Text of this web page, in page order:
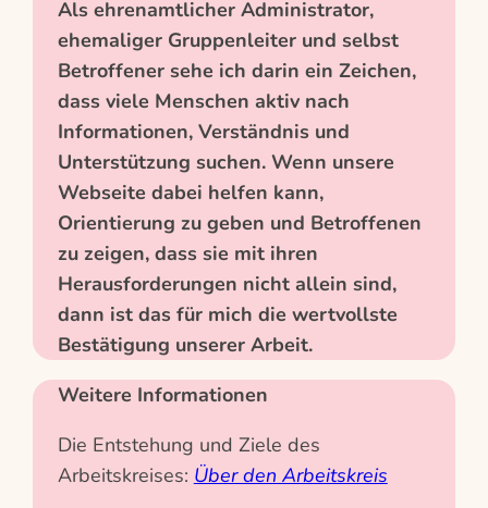
Als ehrenamtlicher Administrator,
ehemaliger Gruppenleiter und selbst
Betroffener sehe ich darin ein Zeichen,
dass viele Menschen aktiv nach
Informationen, Verständnis und
Unterstützung suchen. Wenn unsere
Webseite dabei helfen kann,
Orientierung zu geben und Betroffenen
zu zeigen, dass sie mit ihren
Herausforderungen nicht allein sind,
dann ist das für mich die wertvollste
Bestätigung unserer Arbeit.
Weitere Informationen
Die Entstehung und Ziele des
Arbeitskreises: Über den Arbeitskreis